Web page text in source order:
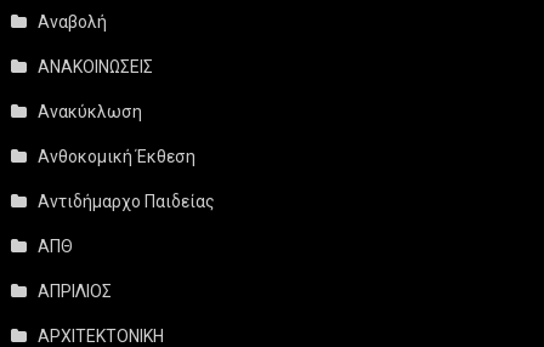
Αναβολή
ΑΝΑΚΟΙΝΩΣΕΙΣ
Ανακύκλωση
Ανθοκομική Έκθεση
Αντιδήμαρχο Παιδείας
ΑΠΘ
ΑΠΡΙΛΙΟΣ
ΑΡΧΙΤΕΚΤΟΝΙΚΗ